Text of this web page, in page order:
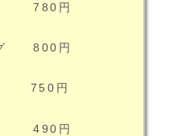
780円
グ 800円
750円
490円